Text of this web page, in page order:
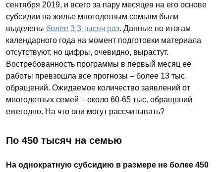
сентября 2019, и всего за пару месяцев на его основе
субсидии на жилье многодетным семьям были
выделены более 3,3 тысяч раз. Данные по итогам
календарного года на момент подготовки материала
отсутствуют, но цифры, очевидно, вырастут.
Востребованность программы в первый месяц ее
работы превзошла все прогнозы – более 13 тыс.
обращений. Ожидаемое количество заявлений от
многодетных семей – около 60-65 тыс. обращений
ежегодно. На что они могут рассчитывать?
По 450 тысяч на семью
На однократную субсидию в размере не более 450